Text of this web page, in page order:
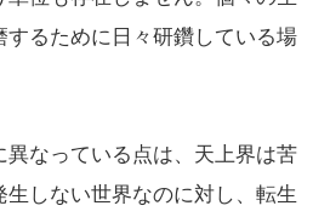
るために日々研鑽している場
なっている点は、天上界は苦
しない世界なのに対し、転生